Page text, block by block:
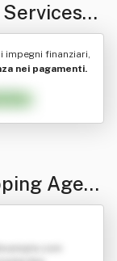
impegni finanziari,
nei pagamenti.
Agen
Piro